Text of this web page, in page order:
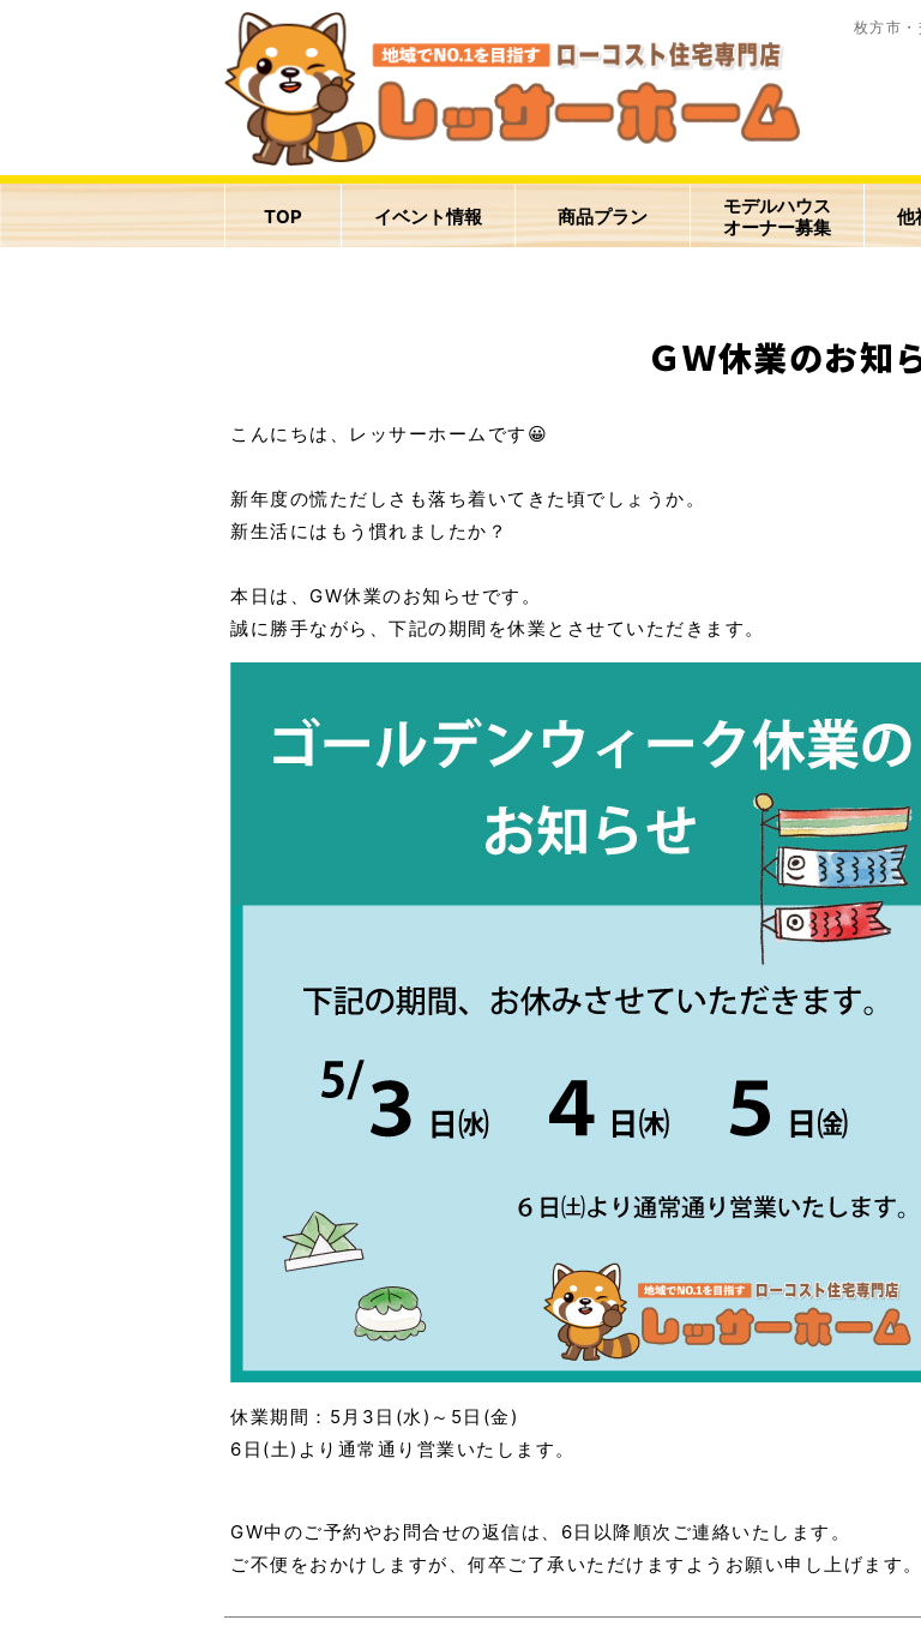
枚方市
TOP イベント情報 商品プラン
モデルハウス
オーナー募集
他
ＧＷ休業のお知
こんにちは、レッサーホームです😀
新年度の慌ただしさも落ち着いてきた頃でしょうか。
新生活にはもう慣れましたか？
本日は、GW休業のお知らせです。
誠に勝手ながら、下記の期間を休業とさせていただきます。
休業期間：5月3日(水)～5日(金)
6日(土)より通常通り営業いたします。
GW中のご予約やお問合せの返信は、6日以降順次ご連絡いたします。
ご不便をおかけしますが、何卒ご了承いただけますようお願い申し上げます。